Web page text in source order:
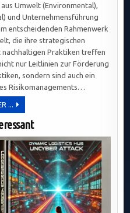
Umwelt (Environmental),
und Unternehmensführung
entscheidenden Rahmenwerk
die ihre strategischen
nachhaltigen Praktiken treffen
nur Leitlinien zur Förderung
sondern sind auch ein
Risikomanagements…
...
ESG-
SCHLÜSSEL
FÜR
UNTERNEHMENSSTRATEGIEN,
INVESTORENINTERESSE
UND
LANGFRISTIGE